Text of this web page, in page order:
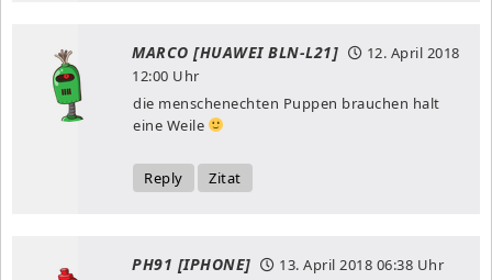
MARCO [HUAWEI BLN-L21]
12. April 2018
12:00 Uhr
die menschenechten Puppen brauchen halt
eine Weile
Reply Zitat
PH91 [IPHONE] 13. April 2018 06:38 Uhr